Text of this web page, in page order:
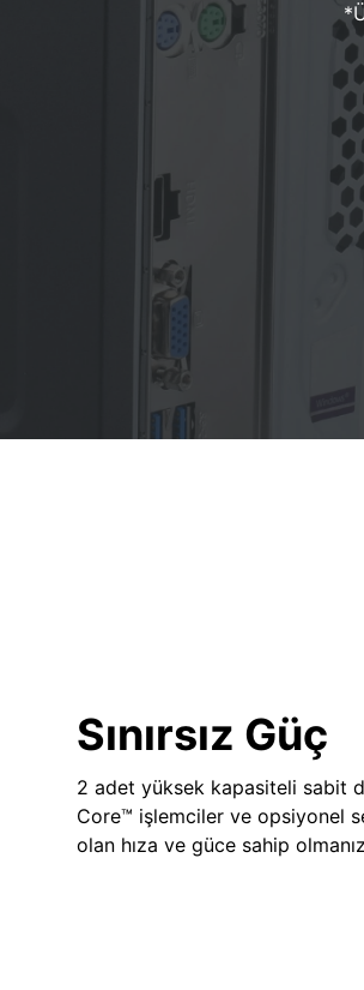
Sınırsız Güç
2 adet yüksek kapasiteli sabit
Core™ işlemciler ve opsiyonel
olan hıza ve güce sahip